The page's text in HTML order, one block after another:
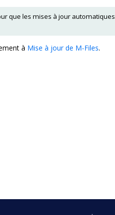
que les mises à jour
à Mise à jour de M-Files.